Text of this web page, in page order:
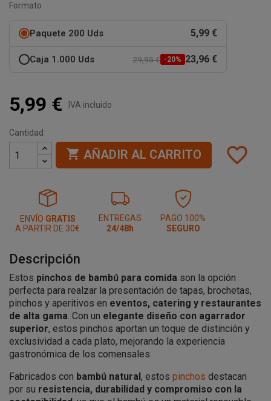
Formato
Paquete 200 Uds 5,99 €
Caja 1.000 Uds 29,95 € -20% 23,96 €
5,99 € IVA incluido
Cantidad
 AÑADIR AL CARRITO favorite_border
ENVÍO GRATIS
A PARTIR DE 30€
ENTREGAS
24/48h
PAGO 100%
SEGURO
Descripción
Estos pinchos de bambú para comida son la opción
perfecta para realzar la presentación de tapas, brochetas,
pinchos y aperitivos en eventos, catering y restaurantes
de alta gama. Con un elegante diseño con agarrador
superior, estos pinchos aportan un toque de distinción y
exclusividad a cada plato, mejorando la experiencia
gastronómica de los comensales.
Fabricados con bambú natural, estos pinchos destacan
por su resistencia, durabilidad y compromiso con la